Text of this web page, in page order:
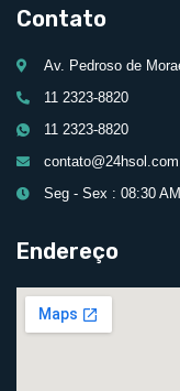
Contato
Av. Pedroso de
11 2323-8820
11 2323-8820
Seg - Sex : 08:30
Endereço